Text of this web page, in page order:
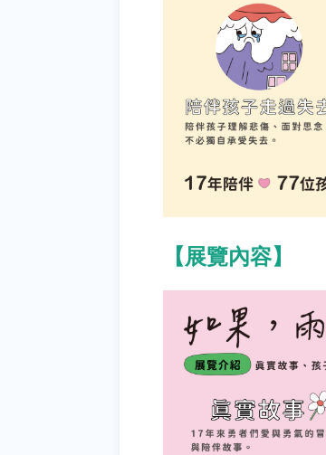
【展覽內容】